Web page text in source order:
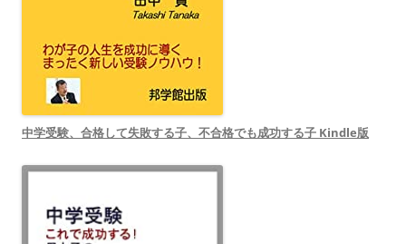
中学受験、合格して失敗する子、不合格でも成功する子 Kindle版